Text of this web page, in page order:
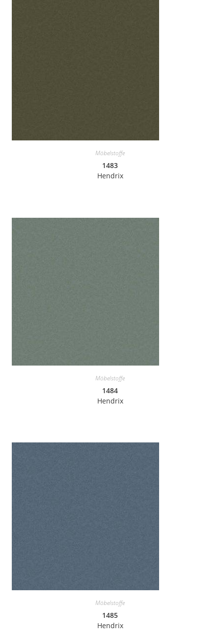
Möbelstoffe
1483
Hendrix
Möbelstoffe
1484
Hendrix
Möbelstoffe
1485
Hendrix